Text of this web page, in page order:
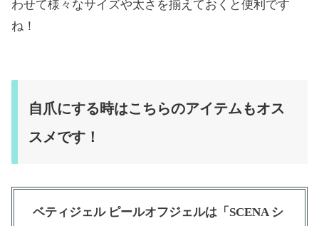
わせて様々なサイズや太さを揃えておくと便利です
ね！
自爪にする時はこちらのアイテムもオス
スメです！
ベティジェル ピールオフジェルは「SCENA シ